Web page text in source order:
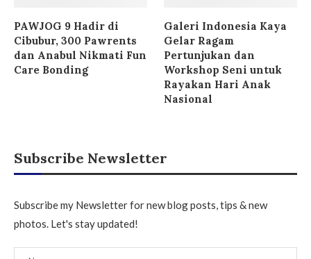
PAWJOG 9 Hadir di
Cibubur, 300 Pawrents
dan Anabul Nikmati Fun
Care Bonding
Galeri Indonesia Kaya
Gelar Ragam
Pertunjukan dan
Workshop Seni untuk
Rayakan Hari Anak
Nasional
Subscribe Newsletter
Subscribe my Newsletter for new blog posts, tips & new
photos. Let's stay updated!